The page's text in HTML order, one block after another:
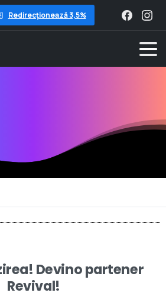
Redirecționează 3,5%
Devino partener
Revival!